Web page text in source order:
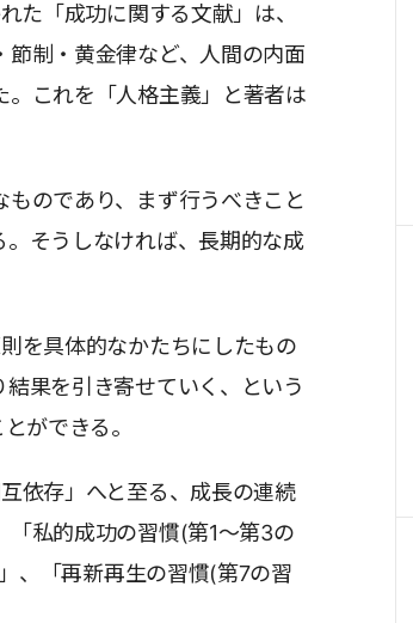
た「成功に関する文献」は、
制・黄金律など、人間の内面
。これを「人格主義」と著者は
のであり、まず行うべきこと
そうしなければ、長期的な成
を具体的なかたちにしたもの
果を引き寄せていく、という
ができる。
依存」へと至る、成長の連続
私的成功の習慣(第1～第3の
、「再新再生の習慣(第7の習